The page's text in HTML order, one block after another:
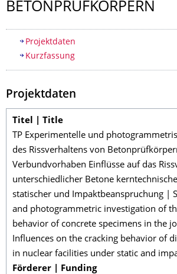
BETONPRÜFKÖR­PERN
Inhaltsverzeichnis
Projektdaten
Kurzfassung
Projektdaten
Titel | Title
TP Experimentelle und
des Rissverhaltens von
Verbundvorhaben Einflüsse auf das
unterschiedlicher Betone
statischer und Impaktbeanspruchung |
and photogrammetric investigation of
behavior of concrete specimens in the
Influences on the cracking behavior of
in nuclear facilities under static and
Förderer | Funding